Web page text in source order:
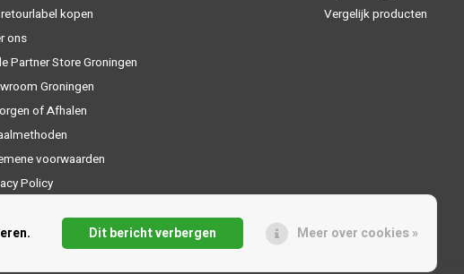
kopen
ons
Partner Store Groningen
Groningen
of Afhalen
voorwaarden
Policy
Vergelijk producten
Dit bericht verbergen Meer over cookies »